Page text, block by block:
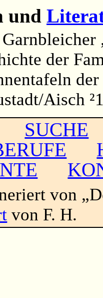
und
der
Aisch
SUCHE
von
von F. H.